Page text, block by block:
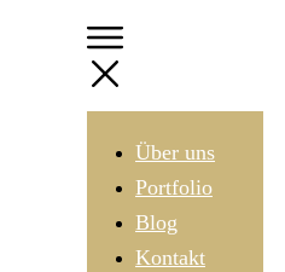
Über uns
Portfolio
Blog
Kontakt